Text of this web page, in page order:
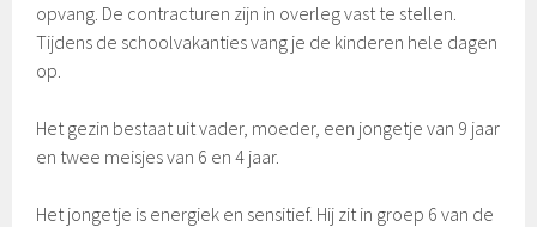
opvang. De contracturen zijn in overleg vast te stellen.
Tijdens de schoolvakanties vang je de kinderen hele dagen
op.
Het gezin bestaat uit vader, moeder, een jongetje van 9 jaar
en twee meisjes van 6 en 4 jaar.
Het jongetje is energiek en sensitief. Hij zit in groep 6 van de